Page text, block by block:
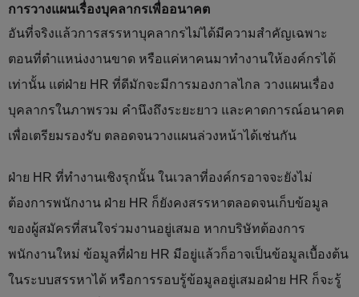
การวางแผนเรื่องบุคลากรเพื่ออนาคต
อันที่จริงแล้วการสรรหาบุคลากรไม่ได้มีความสำคัญเฉพาะ
ตอนที่ตำแหน่งงานขาด หรือแค่หาคนมาทำงานให้องค์กรได้
เท่านั้น แต่ฝ่าย HR ที่ดีมักจะมีการมองกาลไกล วางแผนเรื่อง
บุคลากรในภาพรวม คำนึงถึงระยะยาว และคาดการณ์อนาคต
เพื่อเตรียมรองรับ ตลอดจนวางแผนล่วงหน้าได้เช่นกัน
ฝ่าย HR ที่ทำงานเชิงรุกนั้น ในเวลาที่องค์กรอาจจะยังไม่
ต้องการพนักงาน ฝ่าย HR ก็ยังคงสรรหาตลอดจนเก็บข้อมูล
ของผู้สมัครที่สนใจร่วมงานอยู่เสมอ หากบริษัทต้องการ
พนักงานใหม่ ข้อมูลที่ฝ่าย HR มีอยู่แล้วก็อาจเป็นข้อมูลเบื้องต้น
ในระบบสรรหาได้ หรือการรอบรู้ข้อมูลอยู่เสมอฝ่าย HR ก็จะรู้